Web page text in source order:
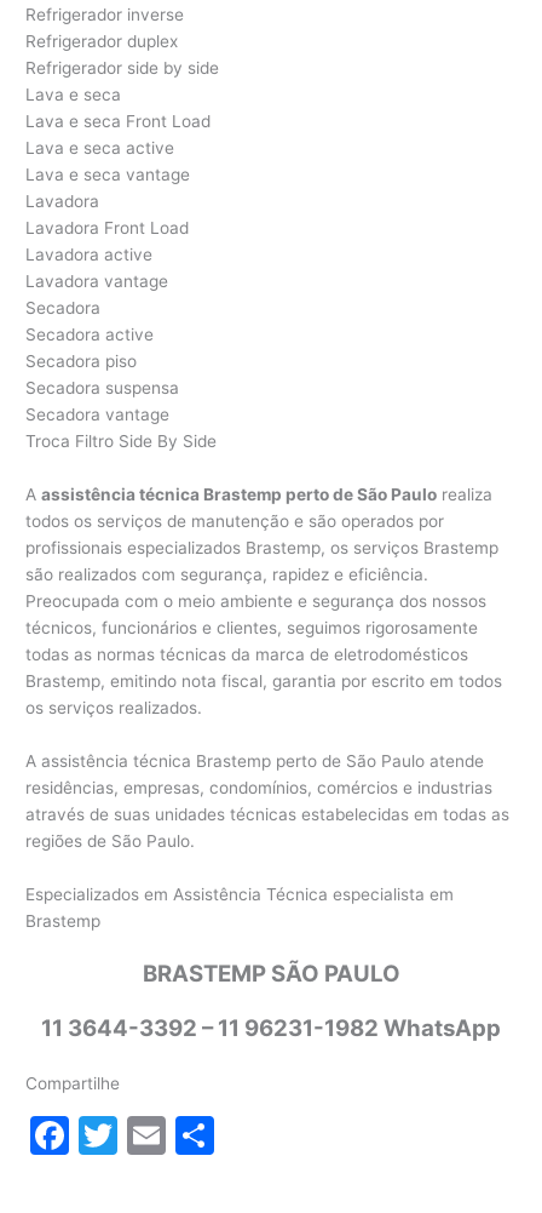
Refrigerador inverse
Refrigerador duplex
Refrigerador side by side
Lava e seca
Lava e seca Front Load
Lava e seca active
Lava e seca vantage
Lavadora
Lavadora Front Load
Lavadora active
Lavadora vantage
Secadora
Secadora active
Secadora piso
Secadora suspensa
Secadora vantage
Troca Filtro Side By Side
Aassistência técnica Brastemp perto de São Paulo realiza
todos os serviços de manutenção e são operados por
profissionais especializados Brastemp, os serviços Brastemp
são realizados com segurança, rapidez e eficiência.
Preocupada com o meio ambiente e segurança dos nossos
técnicos, funcionários e clientes, seguimos rigorosamente
todas as normas técnicas da marca de eletrodomésticos
Brastemp, emitindo nota fiscal, garantia por escrito em todos
os serviços realizados.
A assistência técnica Brastemp perto de São Paulo atende
residências, empresas, condomínios, comércios e industrias
através de suas unidades técnicas estabelecidas em todas as
regiões de São Paulo.
Especializados em Assistência Técnica especialista em
Brastemp
BRASTEMP SÃO PAULO
11 3644-3392 – 11 96231-1982 WhatsApp
Compartilhe
F
T
E